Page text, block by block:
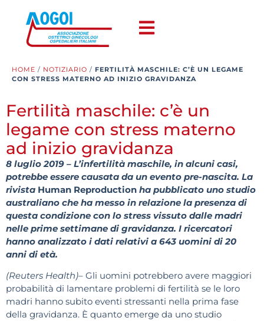
HOME / NOTIZIARIO / FERTILITÀ MASCHILE: C’È UN LEGAME
CON STRESS MATERNO AD INIZIO GRAVIDANZA
Fertilità maschile: c’è un
legame con stress materno
ad inizio gravidanza
8 luglio 2019 – L’infertilità maschile, in alcuni casi,
potrebbe essere causata da un evento pre-nascita. La
rivista Human Reproduction ha pubblicato uno studio
australiano che ha messo in relazione la presenza di
questa condizione con lo stress vissuto dalle madri
nelle prime settimane di gravidanza. I ricercatori
hanno analizzato i dati relativi a 643 uomini di 20
anni di età.
(Reuters Health)– Gli uomini potrebbero avere maggiori
probabilità di lamentare problemi di fertilità se le loro
madri hanno subito eventi stressanti nella prima fase
della gravidanza. È quanto emerge da uno studio